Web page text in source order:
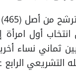
أول
ثماني نساء